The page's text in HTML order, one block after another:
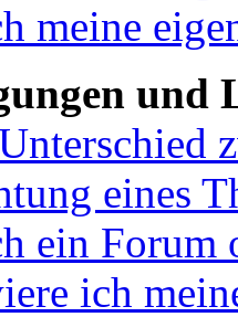
meine
und
eines
ein Forum
ich